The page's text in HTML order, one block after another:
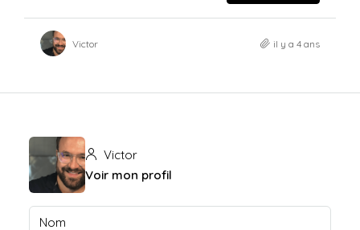
Victor il y a 4 ans
Victor
Voir mon profil